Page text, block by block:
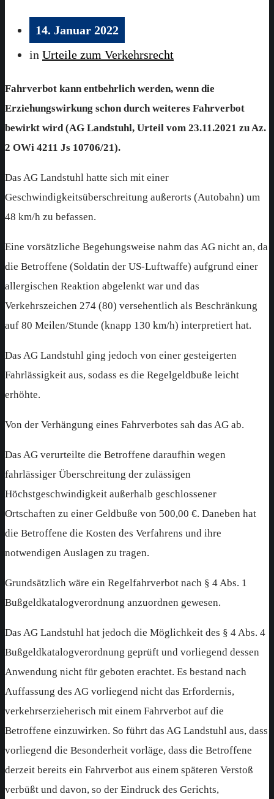
14. Januar 2022
in Urteile zum Verkehrsrecht
Fahrverbot kann entbehrlich werden, wenn die
Erziehungswirkung schon durch weiteres Fahrverbot
bewirkt wird (AG Landstuhl, Urteil vom 23.11.2021 zu Az.
2 OWi 4211 Js 10706/21).
Das AG Landstuhl hatte sich mit einer
Geschwindigkeitsüberschreitung außerorts (Autobahn) um
48 km/h zu befassen.
Eine vorsätzliche Begehungsweise nahm das AG nicht an, da
die Betroffene (Soldatin der US-Luftwaffe) aufgrund einer
allergischen Reaktion abgelenkt war und das
Verkehrszeichen 274 (80) versehentlich als Beschränkung
auf 80 Meilen/Stunde (knapp 130 km/h) interpretiert hat.
Das AG Landstuhl ging jedoch von einer gesteigerten
Fahrlässigkeit aus, sodass es die Regelgeldbuße leicht
erhöhte.
Von der Verhängung eines Fahrverbotes sah das AG ab.
Das AG verurteilte die Betroffene daraufhin wegen
fahrlässiger Überschreitung der zulässigen
Höchstgeschwindigkeit außerhalb geschlossener
Ortschaften zu einer Geldbuße von 500,00 €. Daneben hat
die Betroffene die Kosten des Verfahrens und ihre
notwendigen Auslagen zu tragen.
Grundsätzlich wäre ein Regelfahrverbot nach § 4 Abs. 1
Bußgeldkatalogverordnung anzuordnen gewesen.
Das AG Landstuhl hat jedoch die Möglichkeit des § 4 Abs. 4
Bußgeldkatalogverordnung geprüft und vorliegend dessen
Anwendung nicht für geboten erachtet. Es bestand nach
Auffassung des AG vorliegend nicht das Erfordernis,
verkehrserzieherisch mit einem Fahrverbot auf die
Betroffene einzuwirken. So führt das AG Landstuhl aus, dass
vorliegend die Besonderheit vorläge, dass die Betroffene
derzeit bereits ein Fahrverbot aus einem späteren Verstoß
verbüßt und davon, so der Eindruck des Gerichts,